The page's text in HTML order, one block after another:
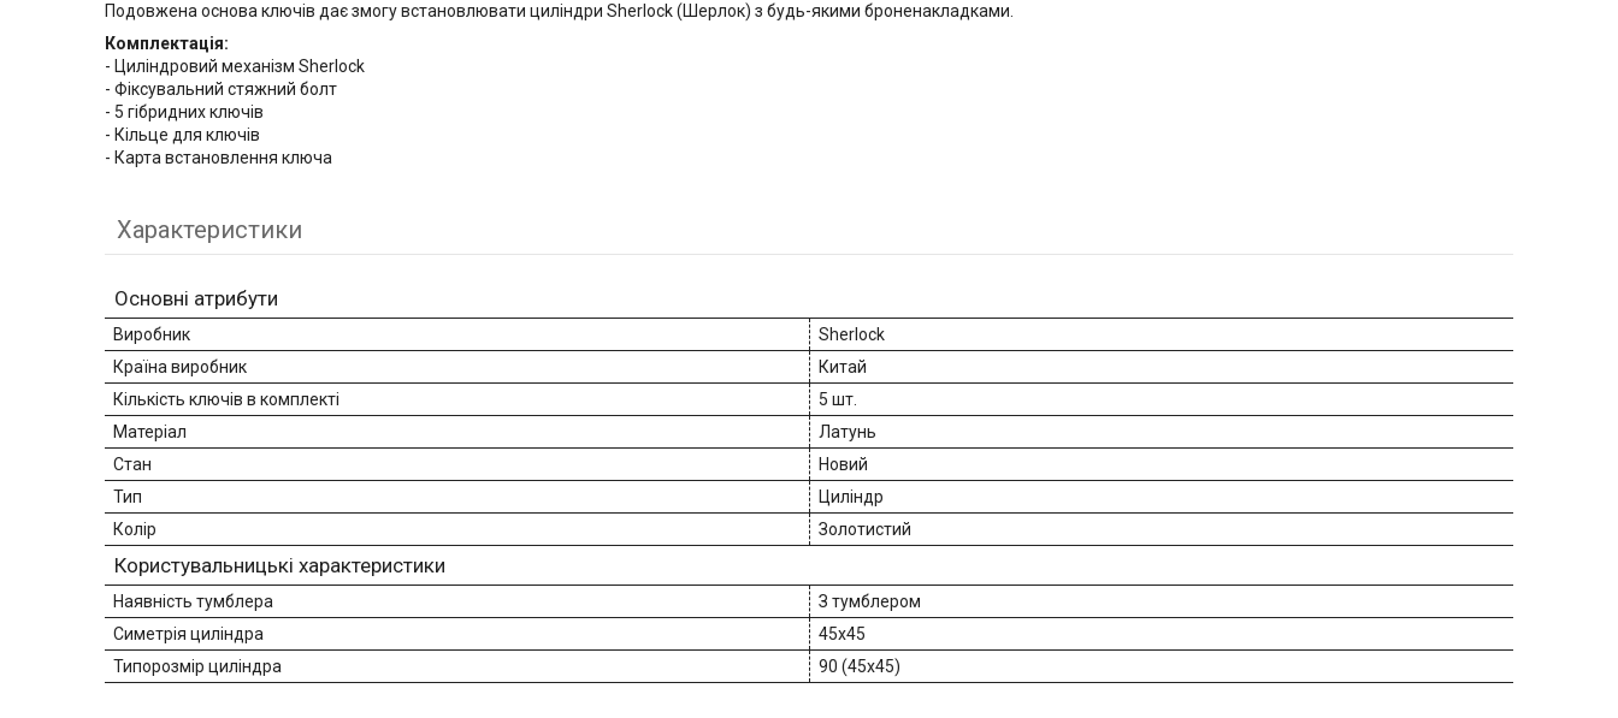
Подовжена основа ключів дає змогу встановлювати циліндри Sherlock (Шерлок) з будь-якими броненакладками.
Комплектація:
- Циліндровий механізм Sherlock
- Фіксувальний стяжний болт
- 5 гібридних ключів
- Кільце для ключів
- Карта встановлення ключа
Характеристики
Основні атрибути
Виробник
Sherlock
Країна виробник
Китай
Кількість ключів в комплекті
5 шт.
Матеріал
Латунь
Стан
Новий
Тип
Циліндр
Колір
Золотистий
Користувальницькі характеристики
Наявність тумблера
З тумблером
Симетрія циліндра
45x45
Типорозмір циліндра
90 (45x45)